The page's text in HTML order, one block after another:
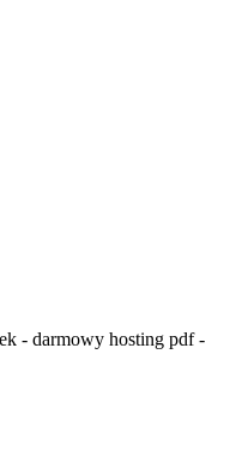
- darmowy hosting pdf -